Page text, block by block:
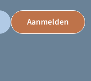
Aanmelden